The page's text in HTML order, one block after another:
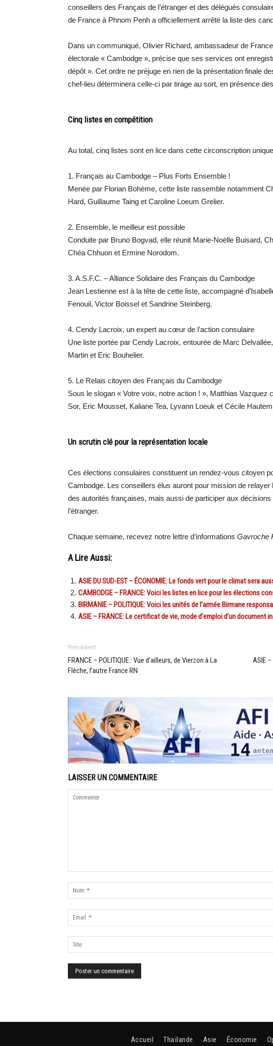
conseillers des Français de l’étranger et des délégués
de France à Phnom Penh a officiellement arrêté la liste des
Dans un communiqué, Olivier Richard, ambassadeur de
électorale « Cambodge », précise que ses services ont
dépôt ». Cet ordre ne préjuge en rien de la présentation finale
chef-lieu déterminera celle-ci par tirage au sort, en présence
Cinq listes en compétition
Au total, cinq listes sont en lice dans cette circonscription
1. Français au Cambodge – Plus Forts Ensemble !
Menée par Florian Bohème, cette liste rassemble notamment
Hard, Guillaume Taing et Caroline Loeum Grelier.
2. Ensemble, le meilleur est possible
Conduite par Bruno Bogvad, elle réunit Marie-Noëlle Buisard,
Chéa Chhuon et Ermine Norodom.
3. A.S.F.C. – Alliance Solidaire des Français du Cambodge
Jean Lestienne est à la tête de cette liste, accompagné
Fenouil, Victor Boissel et Sandrine Steinberg.
4. Cendy Lacroix, un expert au cœur de l’action consulaire
Une liste portée par Cendy Lacroix, entourée de Marc
Martin et Eric Bouhelier.
5. Le Relais citoyen des Français du Cambodge
Sous le slogan « Votre voix, notre action ! », Matthias Vazquez
Sor, Eric Mousset, Kaliane Tea, Lyvann Loeuk et Cécile
Un scrutin clé pour la représentation locale
Ces élections consulaires constituent un rendez-vous citoyen
Cambodge. Les conseillers élus auront pour mission de
des autorités françaises, mais aussi de participer aux
l’étranger.
Chaque semaine, recevez notre lettre d’informations Gavroche
A Lire Aussi:
ASIE DU SUD-EST – ÉCONOMIE: Le fonds vert pour le climat sera
CAMBODGE – FRANCE: Voici les listes en lice pour les élections
BIRMANIE – POLITIQUE: Voici les unités de l’armée Birmane
ASIE – FRANCE: Le certificat de vie, mode d’emploi d’un document
Précédent
FRANCE – POLITIQUE : Vue d’ailleurs, de Vierzon à La
Flèche, l’autre France RN
ASIE
LAISSER UN COMMENTAIRE
Accueil Thaïlande Asie Économie